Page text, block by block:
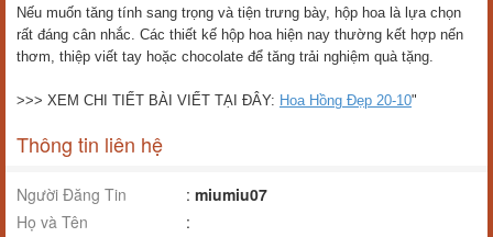
Nếu muốn tăng tính sang trọng và tiện trưng bày, hộp hoa là lựa chọn
rất đáng cân nhắc. Các thiết kế hộp hoa hiện nay thường kết hợp nến
thơm, thiệp viết tay hoặc chocolate để tăng trải nghiệm quà tặng.
>>> XEM CHI TIẾT BÀI VIẾT TẠI ĐÂY: Hoa Hồng Đẹp 20-10"
Thông tin liên hệ
Người Đăng Tin : miumiu07
Họ và Tên
: